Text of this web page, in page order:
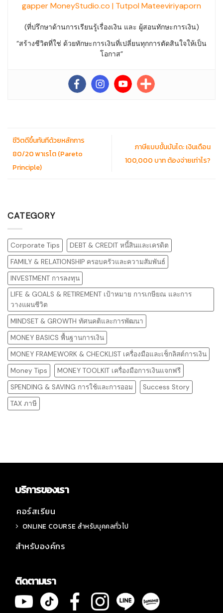
gapper MoneyStudio.co | Tutpol Mateeviriyaporn
(ที่ปรึกษาด้านการเรียนรู้เรื่องเงิน และ ผู้สอนทักษะการเงิน)
“สร้างชีวิตที่ใช่ ด้วยทักษะการเงินที่เปลี่ยนทุกการตัดสินใจให้เป็น
โอกาส”
ชีวิตดีขึ้นทันทีด้วยหลักการ
80/20 พาเรโต (Pareto
Principle)
ภาษีแบบขั้นบันได: เงินเดือน
100,000 บาท ต้องจ่ายเท่าไร?
CATEGORY
Corporate Tips
DEBT & CREDIT หนี้สินและเครดิต
FAMILY & RELATIONSHIP ครอบครัวและความสัมพันธ์
INVESTMENT การลงทุน
LIFE & GOALS & RETIREMENT เป้าหมาย การเกษียณ และการ
วางแผนชีวิต
MINDSET & GROWTH ทัศนคติและการพัฒนา
MONEY BASICS พื้นฐานการเงิน
MONEY FRAMEWORK & CHECKLIST เครื่องมือและเช็กลิสต์การเงิน
Money Tips
MONEY TOOLKIT เครื่องมือการเงินแจกฟรี
SPENDING & SAVING การใช้และการออม
Success Story
TAX ภาษี
บริการของเรา
คอร์สเรียน
ONLINE COURSE สำหรับบุคคลทั่วไป
สำหรับองค์กร
ติดตามเรา